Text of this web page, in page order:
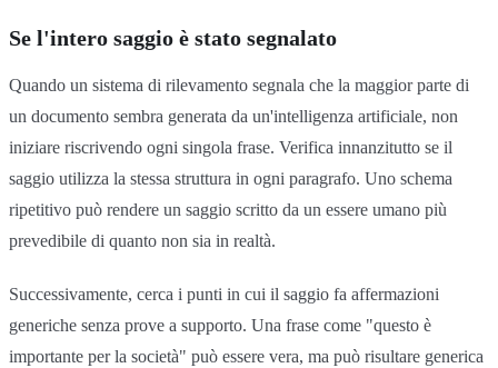
Se l'intero saggio è stato segnalato
Quando un sistema di rilevamento segnala che la maggior parte di
un documento sembra generata da un'intelligenza artificiale, non
iniziare riscrivendo ogni singola frase. Verifica innanzitutto se il
saggio utilizza la stessa struttura in ogni paragrafo. Uno schema
ripetitivo può rendere un saggio scritto da un essere umano più
prevedibile di quanto non sia in realtà.
Successivamente, cerca i punti in cui il saggio fa affermazioni
generiche senza prove a supporto. Una frase come "questo è
importante per la società" può essere vera, ma può risultare generica